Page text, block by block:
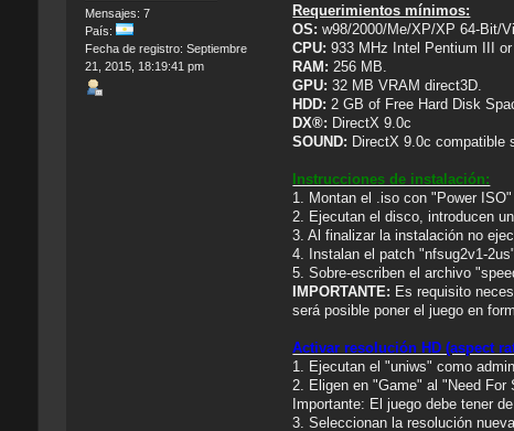
Mensajes: 7
País:
Fecha de registro: Septiembre
21, 2015, 18:19:41 pm
Requerimientos mínimos:
OS: w98/2000/Me/XP/XP 64-Bit/
CPU: 933 MHz Intel Pentium III or
RAM: 256 MB.
GPU: 32 MB VRAM direct3D.
HDD: 2 GB of Free Hard Disk
DX®: DirectX 9.0c
SOUND: DirectX 9.0c compatible
Instrucciones de instalación:
1. Montan el .iso con "Power ISO"
2. Ejecutan el disco, introducen
3. Al finalizar la instalación no
4. Instalan el patch "nfsug2v1-2us".
5. Sobre-escriben el archivo
IMPORTANTE: Es requisito
será posible poner el juego en
Activar resolución HD (aspect
1. Ejecutan el "uniws" como
2. Eligen en "Game" al "Need For
Importante: El juego debe tener
3. Seleccionan la resolución